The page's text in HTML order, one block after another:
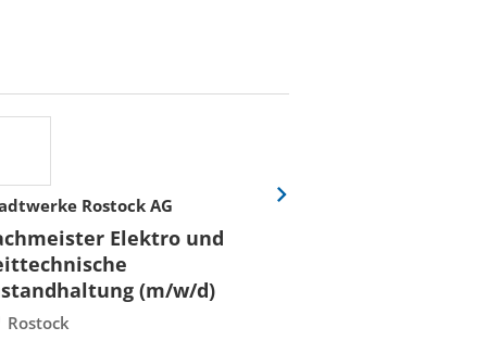
Rostock AG
Elektro und
(m/w/d)
Rostock
Eine